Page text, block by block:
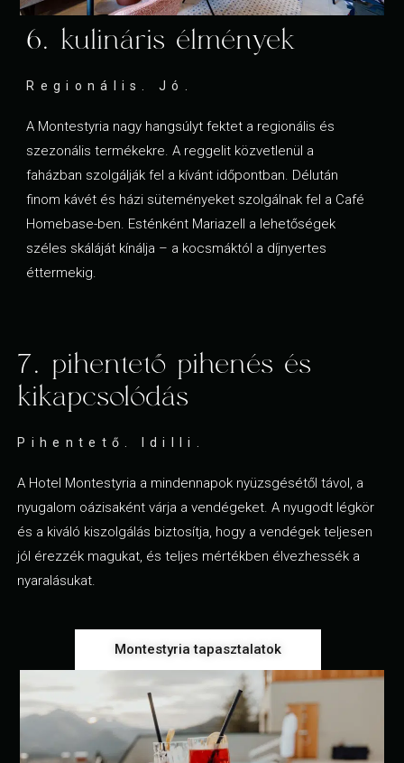
6. kulináris élmények
Regionális. Jó.
A Montestyria nagy hangsúlyt fektet a regionális és
szezonális termékekre. A reggelit közvetlenül a
faházban szolgálják fel a kívánt időpontban. Délután
finom kávét és házi süteményeket szolgálnak fel a Café
Homebase-ben. Esténként Mariazell a lehetőségek
széles skáláját kínálja – a kocsmáktól a díjnyertes
éttermekig.
7. pihentető pihenés és
kikapcsolódás
Pihentető. Idilli.
A Hotel Montestyria a mindennapok nyüzsgésétől távol, a
nyugalom oázisaként várja a vendégeket. A nyugodt légkör
és a kiváló kiszolgálás biztosítja, hogy a vendégek teljesen
jól érezzék magukat, és teljes mértékben élvezhessék a
nyaralásukat.
Montestyria tapasztalatok